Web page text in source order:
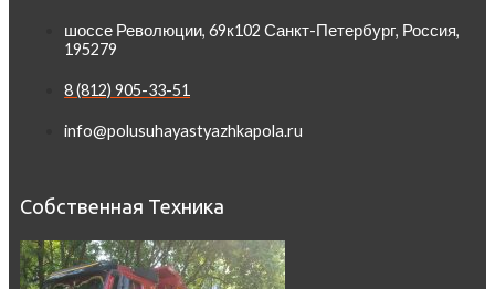
шоссе Революции, 69к102 Санкт-Петербург, Россия,
195279
8 (812) 905-33-51
info@polusuhayastyazhkapola.ru
Собственная Техника